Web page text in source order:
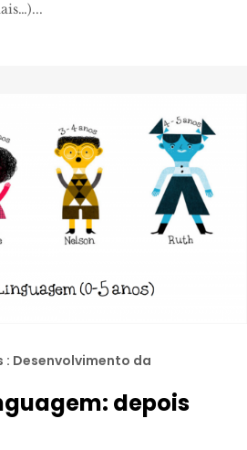
: Desenvolvimento da
depois